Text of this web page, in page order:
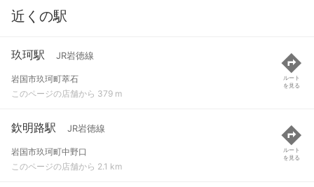
近くの駅
玖珂駅 JR岩徳線
岩国市玖珂町萃石
このページの店舗から 379 m
ルート
を見る
欽明路駅 JR岩徳線
岩国市玖珂町中野口
このページの店舗から 2.1 km
ルート
を見る